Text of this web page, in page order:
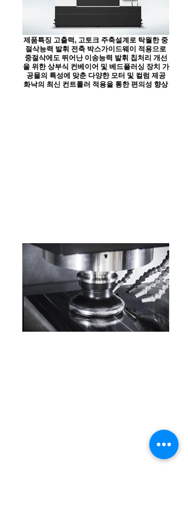
제품특징 고출력, 고토크 주축설계로 탁월한 중
절삭능력 발휘 전축 박스가이드웨이 적용으로
중절삭에도 뛰어난 이송능력 발휘 칩처리 개선
을 위한 상부식 컨베이어 및 베드플러싱 장치 가
공물의 특성에 맞춘 다양한 모터 및 컬럼 제공
화낙의 최신 컨트롤러 적용을 통한 편의성 향상